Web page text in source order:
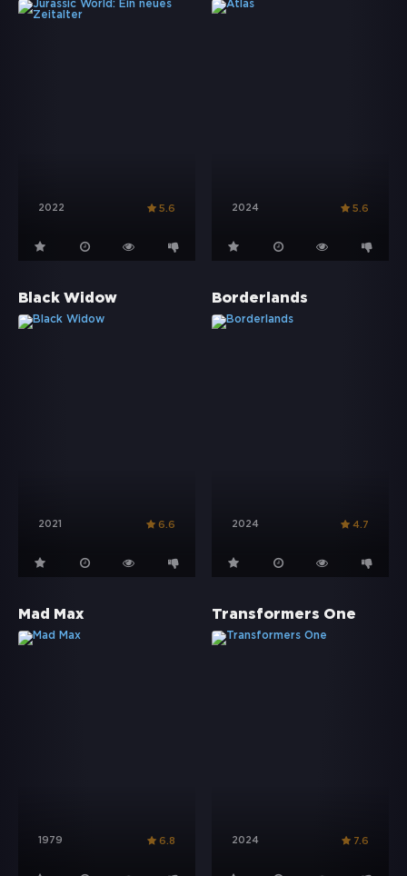
2022 5.6 2024 5.6
Black Widow
2021 6.6
Borderlands
2024 4.7
Mad Max
1979 6.8
Transformers One
2024 7.6